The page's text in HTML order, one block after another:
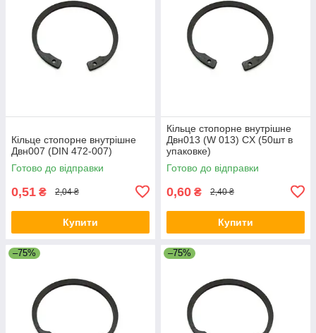
Кільце стопорне внутрішне
Двн007 (DIN 472-007)
Готово до відправки
0,51 ₴ 2,04 ₴
Купити
Кільце стопорне внутрішне
Двн013 (W 013) CX (50шт в
упаковке)
Готово до відправки
0,60 ₴ 2,40 ₴
Купити
–75% –75%